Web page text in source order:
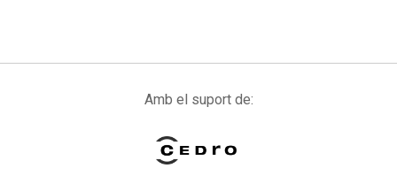
Amb el suport de: